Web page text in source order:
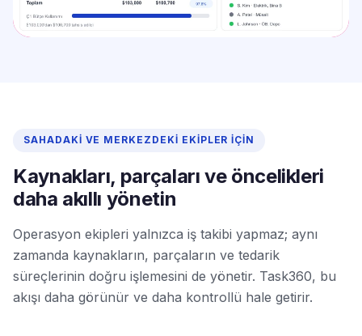
SAHADAKI VE MERKEZDEKI EKIPLER İÇIN
Kaynakları, parçaları ve öncelikleri
daha akıllı yönetin
Operasyon ekipleri yalnızca iş takibi yapmaz; aynı
zamanda kaynakların, parçaların ve tedarik
süreçlerinin doğru işlemesini de yönetir. Task360, bu
akışı daha görünür ve daha kontrollü hale getirir.